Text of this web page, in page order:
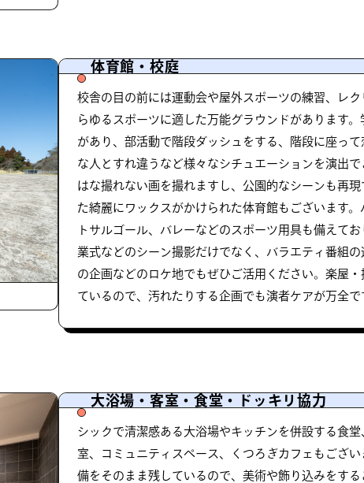
体育館・校庭
校舎の目の前には運動会や屋外スポーツの練習、レ
らゆるスポーツに適した万能グラウンドがあります
があり、部活動で階段ダッシュをする、階段に座っ
な人とすれ違うなど様々なシチュエーションを演出
はな撮れない画を撮れますし、公園的なシーンも再現
た綺麗にワックスがかけられた体育館もございます。
トサルゴール、バレーなどのスポーツ用具も備えて
業式などのシーン撮影だけでなく、バラエティ番組
の企画などのロケ地でもぜひご活用ください。楽屋
ているので、汚れたりする企画でも演者ケアが万全で
大浴場・客室・食堂・ドッキリ協力
シックで清潔感ある大浴場やキッチンを併設する食
室、コミュニティスペース、くつろぎカフェもござ
備をそのまま残しているので、美術や飾り込みをする